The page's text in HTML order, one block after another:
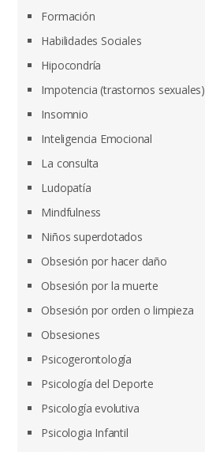
Formación
Habilidades Sociales
Hipocondría
Impotencia (trastornos sexuales)
Insomnio
Inteligencia Emocional
La consulta
Ludopatía
Mindfulness
Niños superdotados
Obsesión por hacer daño
Obsesión por la muerte
Obsesión por orden o limpieza
Obsesiones
Psicogerontología
Psicología del Deporte
Psicología evolutiva
Psicologia Infantil